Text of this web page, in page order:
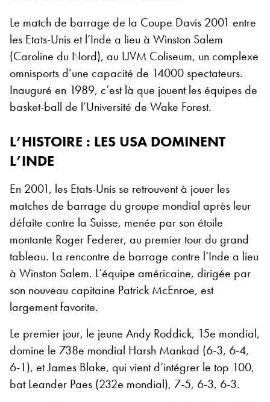
Le match de barrage de la Coupe Davis 2001 entre
les Etats-Unis et l’Inde a lieu à Winston Salem
(Caroline du Nord), au LJVM Coliseum, un complexe
omnisports d’une capacité de 14000 spectateurs.
Inauguré en 1989, c’est là que jouent les équipes de
basket-ball de l’Université de Wake Forest.
L’HISTOIRE : LES USA DOMINENT
L’INDE
En 2001, les Etats-Unis se retrouvent à jouer les
matches de barrage du groupe mondial après leur
défaite contre la Suisse, menée par son étoile
montante Roger Federer, au premier tour du grand
tableau. La rencontre de barrage contre l’Inde a lieu
à Winston Salem. L’équipe américaine, dirigée par
son nouveau capitaine Patrick McEnroe, est
largement favorite.
Le premier jour, le jeune Andy Roddick, 15e mondial,
domine le 738e mondial Harsh Mankad (6-3, 6-4,
6-1), et James Blake, qui vient d’intégrer le top 100,
bat Leander Paes (232e mondial), 7-5, 6-3, 6-3.